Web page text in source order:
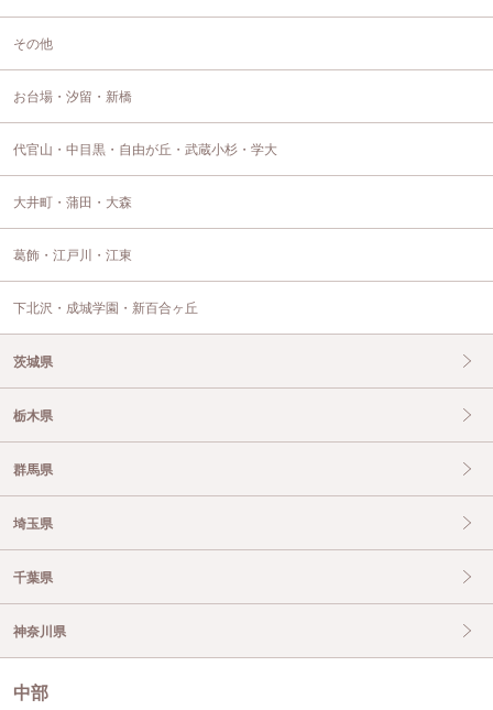
その他
お台場・汐留・新橋
代官山・中目黒・自由が丘・武蔵小杉・学大
大井町・蒲田・大森
葛飾・江戸川・江東
下北沢・成城学園・新百合ヶ丘
茨城県
栃木県
群馬県
埼玉県
千葉県
神奈川県
中部